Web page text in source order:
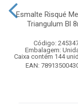
Esmalte Risqué
Triangulum Bl
Código:
Embalagem:
Caixa contém 144
EAN: